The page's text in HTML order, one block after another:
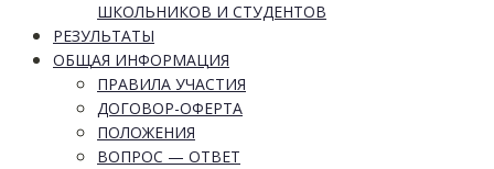
ШКОЛЬНИКОВ И СТУДЕНТОВ
РЕЗУЛЬТАТЫ
ОБЩАЯ ИНФОРМАЦИЯ
ПРАВИЛА УЧАСТИЯ
ДОГОВОР-ОФЕРТА
ПОЛОЖЕНИЯ
ВОПРОС — ОТВЕТ